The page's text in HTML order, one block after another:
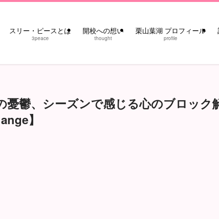
スリー・ピースとは
3peace
開校への想い
thought
栗山葉湖 プロフィール
profile
憂鬱、シーズンで感じる心のブロック
】